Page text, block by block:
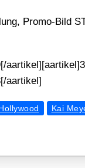
Pro­mo-Bild
aartikel]
Kai